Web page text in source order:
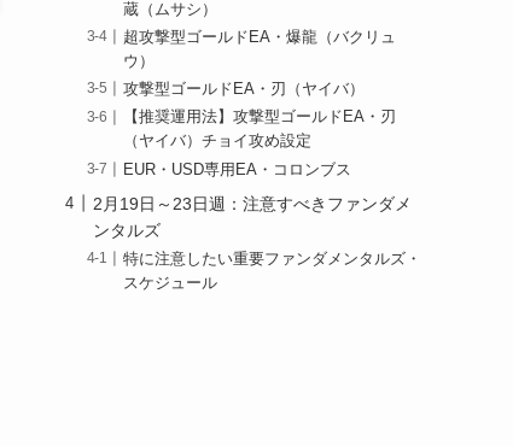
蔵（ムサシ）
超攻撃型ゴールドEA・爆龍（バクリュ
ウ）
攻撃型ゴールドEA・刃（ヤイバ）
【推奨運用法】攻撃型ゴールドEA・刃
（ヤイバ）チョイ攻め設定
EUR・USD専用EA・コロンブス
2月19日～23日週：注意すべきファンダメ
ンタルズ
特に注意したい重要ファンダメンタルズ・
スケジュール